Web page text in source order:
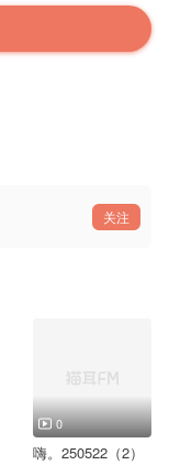
关注
0
嗨。250522（2）